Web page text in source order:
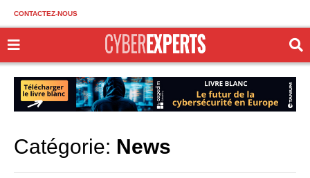
CONTACTEZ-NOUS
Catégorie: News